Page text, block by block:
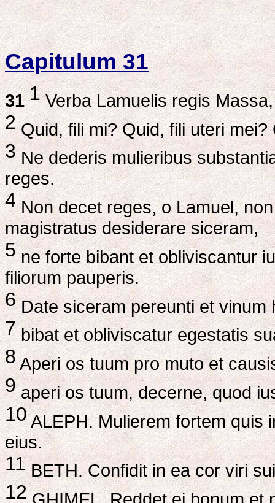
Capitulum 31
31 1Verba Lamuelis regis
2Quid, fili mi? Quid, fili uteri
3Ne dederis mulieribus
reges.
4Non decet reges, o Lamuel,
magistratus desiderare siceram,
5ne forte bibant et obliviscantur
filiorum pauperis.
6Date siceram pereunti et vinum
7bibat et obliviscatur egestatis
8Aperi os tuum pro muto et
9aperi os tuum, decerne, quod
10ALEPH. Mulierem fortem quis
eius.
11BETH. Confidit in ea cor viri
12